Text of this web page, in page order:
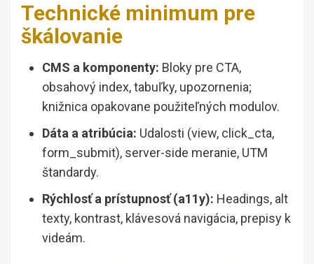
Technické minimum pre
škálovanie
CMS a komponenty: Bloky pre CTA,
obsahový index, tabuľky, upozornenia;
knižnica opakovane použiteľných modulov.
Dáta a atribúcia: Udalosti (view, click_cta,
form_submit), server-side meranie, UTM
štandardy.
Rýchlosť a prístupnosť (a11y): Headings, alt
texty, kontrast, klávesová navigácia, prepisy k
videám.